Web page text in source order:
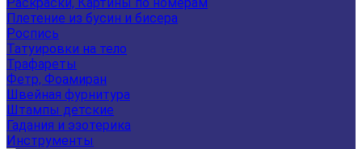
Плетение из бусин и бисера
Роспись
Татуировки на тело
Трафареты
Фетр, Фоамиран
Швейная фурнитура
Штампы детские
Гадания и эзотерика
Инструменты